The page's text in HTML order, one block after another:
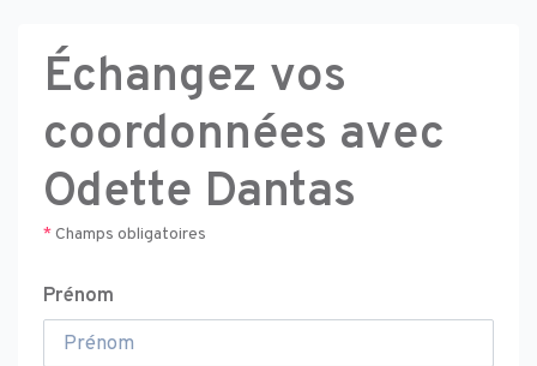
Échangez vos
coordonnées avec
Odette Dantas
*Champs obligatoires
Prénom